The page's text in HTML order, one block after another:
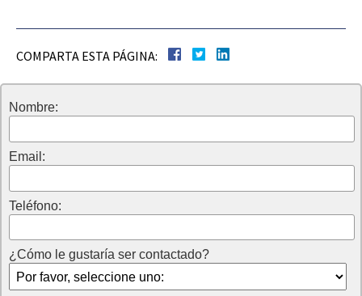
COMPARTA ESTA PÁGINA:
Nombre:
Email:
Teléfono:
¿Cómo le gustaría ser contactado?